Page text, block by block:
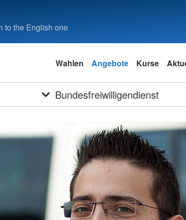
to the English one
Wahlen Angebote Kurse
Bundesfreiwilligendienst